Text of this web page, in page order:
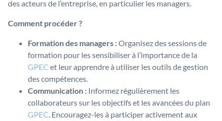
des acteurs de l’entreprise, en particulier les managers.
Comment procéder ?
Formation des managers :Organisez des sessions de
formation pour les sensibiliser à l’importance de la
GPEC et leur apprendre à utiliser les outils de gestion
des compétences.
Communication : Informez régulièrement les
collaborateurs sur les objectifs et les avancées du plan
GPEC. Encouragez-les à participer activement aux